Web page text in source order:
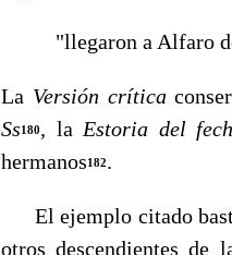
"llegaron a Alfaro
La Versión crítica
Ss180, la Estoria del
hermanos182.
El ejemplo citado
otros descendientes de